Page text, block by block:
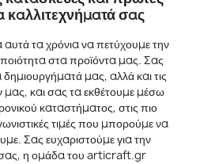
καλλιτεχνήματά σας
τα χρόνια να πετύχουμε την
στα προϊόντα μας. Σας
μας, αλλά και τις
μας, και σας τα εκθέτουμε μέσω
καταστήματος, στις πιο
τιμές που μπορούμε να
Σας ευχαριστούμε για την
η ομάδα του articraft.gr